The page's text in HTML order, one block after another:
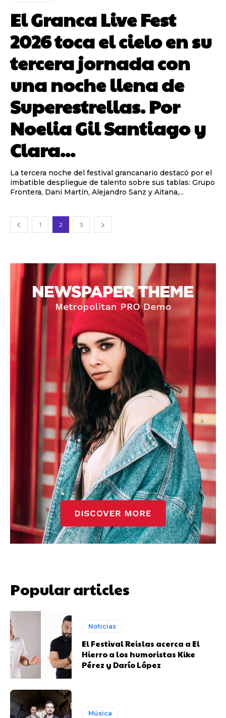
El Granca Live Fest
2026 toca el cielo en su
tercera jornada con
una noche llena de
Superestrellas. Por
Noelia Gil Santiago y
Clara...
La tercera noche del festival grancanario destacó por el
imbatible despliegue de talento sobre sus tablas: Grupo
Frontera, Dani Martín, Alejandro Sanz y Aitana,...
1 2 3
Popular articles
Noticias
El Festival Reislas acerca a El
Hierro a los humoristas Kike
Pérez y Darío López
Música